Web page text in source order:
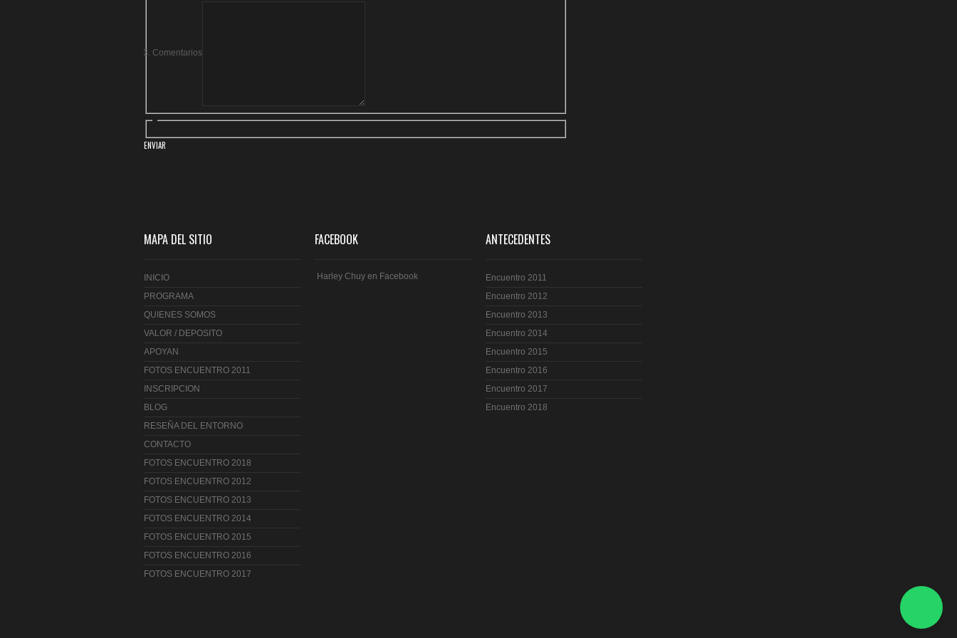
Comentarios
MAPA DEL SITIO
INICIO
PROGRAMA
QUIENES SOMOS
VALOR / DEPOSITO
APOYAN
FOTOS ENCUENTRO 2011
INSCRIPCION
BLOG
RESEÑA DEL ENTORNO
CONTACTO
FOTOS ENCUENTRO 2018
FOTOS ENCUENTRO 2012
FOTOS ENCUENTRO 2013
FOTOS ENCUENTRO 2014
FOTOS ENCUENTRO 2015
FOTOS ENCUENTRO 2016
FOTOS ENCUENTRO 2017
FACEBOOK
Harley Chuy en Facebook
ANTECEDENTES
Encuentro 2011
Encuentro 2012
Encuentro 2013
Encuentro 2014
Encuentro 2015
Encuentro 2016
Encuentro 2017
Encuentro 2018